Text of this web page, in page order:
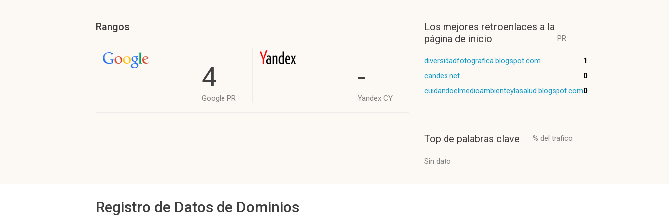
Rangos
4
Google PR
-
Yandex CY
Los mejores retroenlaces a la
página de inicio
PR
diversidadfotografica.blogspot.com
1
candes.net
0
cuidandoelmedioambienteylasalud.blogspot.com0
Top de palabras clave % del trafico
Sin dato
Registro de Datos de Dominios